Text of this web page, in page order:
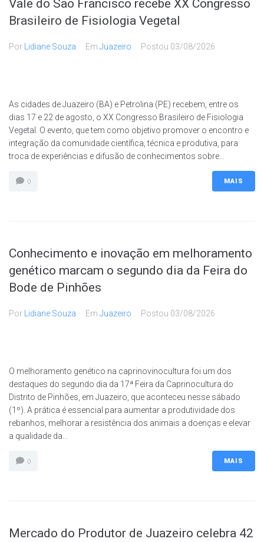
Vale do São Francisco recebe XX Congresso
Brasileiro de Fisiologia Vegetal
Por Lidiane Souza Em Juazeiro Postou 03/08/2026
As cidades de Juazeiro (BA) e Petrolina (PE) recebem, entre os
dias 17 e 22 de agosto, o XX Congresso Brasileiro de Fisiologia
Vegetal. O evento, que tem como objetivo promover o encontro e
integração da comunidade científica, técnica e produtiva, para
troca de experiências e difusão de conhecimentos sobre...
0 MAIS
Conhecimento e inovação em melhoramento
genético marcam o segundo dia da Feira do
Bode de Pinhões
Por Lidiane Souza Em Juazeiro Postou 03/08/2026
O melhoramento genético na caprinovinocultura foi um dos
destaques do segundo dia da 17ª Feira da Caprinocultura do
Distrito de Pinhões, em Juazeiro, que aconteceu nesse sábado
(1º). A prática é essencial para aumentar a produtividade dos
rebanhos, melhorar a resistência dos animais a doenças e elevar
a qualidade da...
0 MAIS
Mercado do Produtor de Juazeiro celebra 42